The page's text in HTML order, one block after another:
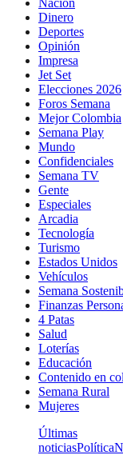
Dinero
Deportes
Opinión
Impresa
Jet Set
Elecciones 2026
Foros Semana
Mejor Colombia
Semana Play
Mundo
Confidenciales
Semana TV
Gente
Especiales
Arcadia
Tecnología
Turismo
Estados Unidos
Vehículos
Semana
Finanzas
4 Patas
Salud
Loterías
Educación
Contenido en
Semana Rural
Mujeres
Últimas
noticiasPolítica